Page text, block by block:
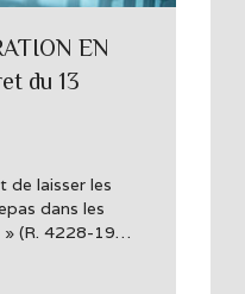
EN
du 13
de laisser les
dans les
» (R. 4228-19…